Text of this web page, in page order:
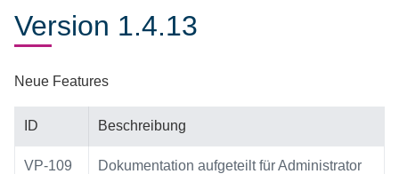
Version 1.4.13
Neue Features
ID Beschreibung
VP-109
Dokumentation aufgeteilt für Administrator